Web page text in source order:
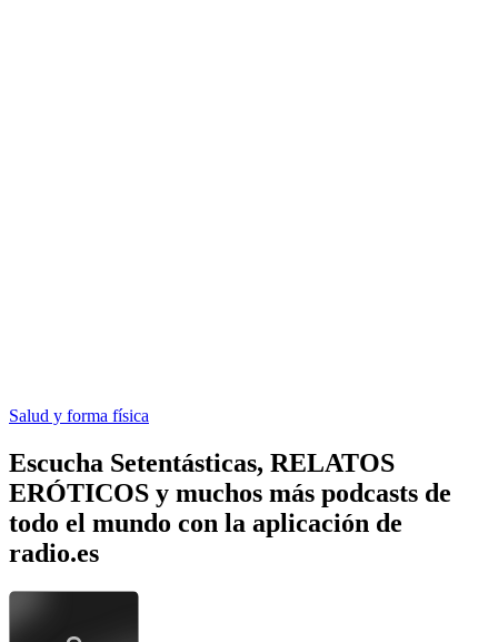
Salud y forma física
Escucha Setentásticas, RELATOS
ERÓTICOS y muchos más podcasts de
todo el mundo con la aplicación de
radio.es